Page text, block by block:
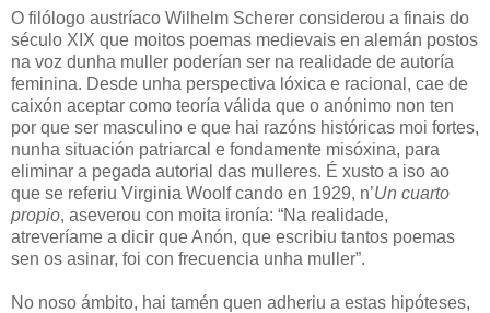
O filólogo austríaco Wilhelm Scherer considerou a finais do
século XIX que moitos poemas medievais en alemán postos
na voz dunha muller poderían ser na realidade de autoría
feminina. Desde unha perspectiva lóxica e racional, cae de
caixón aceptar como teoría válida que o anónimo non ten
por que ser masculino e que hai razóns históricas moi fortes,
nunha situación patriarcal e fondamente misóxina, para
eliminar a pegada autorial das mulleres. É xusto a iso ao
que se referiu Virginia Woolf cando en 1929, n’Un cuarto
propio, aseverou con moita ironía: “Na realidade,
atreveríame a dicir que Anón, que escribiu tantos poemas
sen os asinar, foi con frecuencia unha muller”.
No noso ámbito, hai tamén quen adheriu a estas hipóteses,